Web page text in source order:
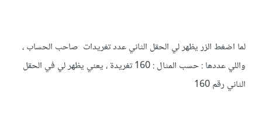
لما اضغط الزر يظهر لي الحقل الثاني عدد تغريدات صاحب الحساب ،
واللي عددها : حسب المثال : 160 تغريدة ، يعني يظهر لي في الحقل
الثاني رقم 160